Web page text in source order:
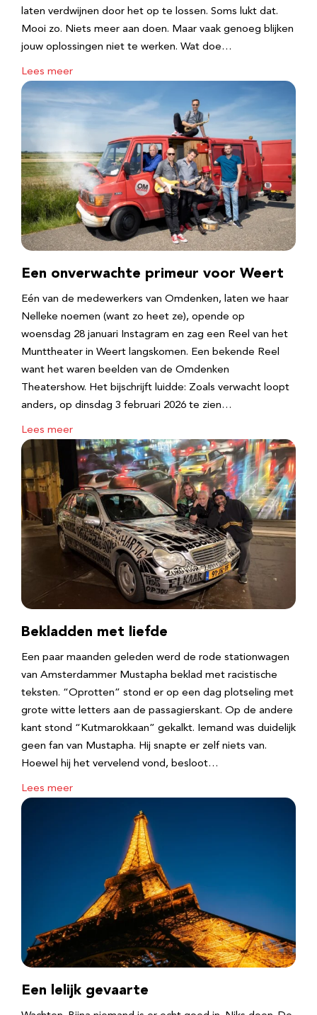
laten verdwijnen door het op te lossen. Soms lukt dat.
Mooi zo. Niets meer aan doen. Maar vaak genoeg blijken
jouw oplossingen niet te werken. Wat doe…
Lees meer
Een onverwachte primeur voor Weert
Eén van de medewerkers van Omdenken, laten we haar
Nelleke noemen (want zo heet ze), opende op
woensdag 28 januari Instagram en zag een Reel van het
Munttheater in Weert langskomen. Een bekende Reel
want het waren beelden van de Omdenken
Theatershow. Het bijschrijft luidde: Zoals verwacht loopt
anders, op dinsdag 3 februari 2026 te zien…
Lees meer
Bekladden met liefde
Een paar maanden geleden werd de rode stationwagen
van Amsterdammer Mustapha beklad met racistische
teksten. “Oprotten” stond er op een dag plotseling met
grote witte letters aan de passagierskant. Op de andere
kant stond “Kutmarokkaan” gekalkt. Iemand was duidelijk
geen fan van Mustapha. Hij snapte er zelf niets van.
Hoewel hij het vervelend vond, besloot…
Lees meer
Een lelijk gevaarte